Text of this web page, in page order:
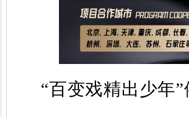
“百变戏精出少年